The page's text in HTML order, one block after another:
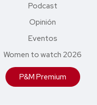
Podcast
Opinión
Eventos
Women to watch 2026
P&M Premium